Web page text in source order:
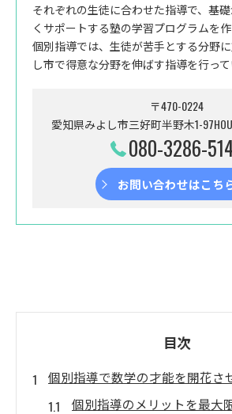
それぞれの生徒に合わせた指導で、基
くサポートする塾の学習プログラムを
個別指導では、生徒が苦手とする分野
し市で得意な分野を伸ばす指導を行って
〒470-0224
愛知県みよし市三好町半野木1-
080-3286-
お問い合わせはこち
目次
個別指導で数学の才能を開花さ
個別指導のメリットを最大